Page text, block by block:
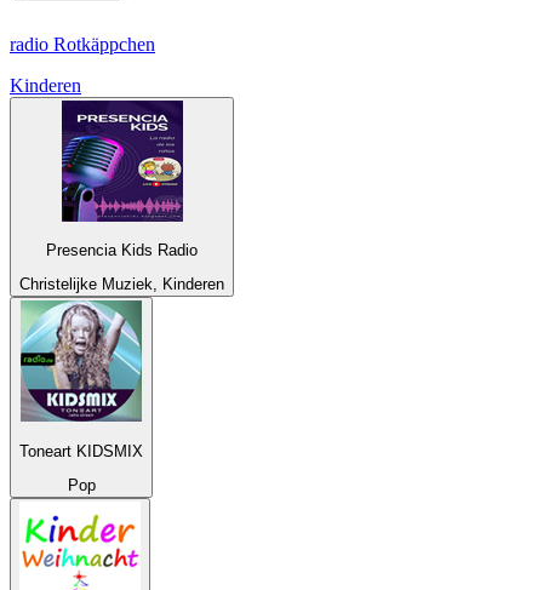
radio Rotkäppchen
Kinderen
Presencia Kids Radio
Christelijke Muziek, Kinderen
Toneart KIDSMIX
Pop